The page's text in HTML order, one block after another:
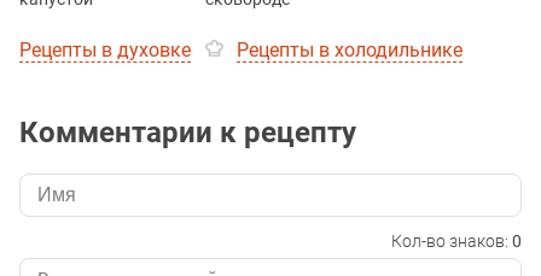
Рецепты в духовке Рецепты в холодильнике
Комментарии к рецепту
Кол-во знаков: 0